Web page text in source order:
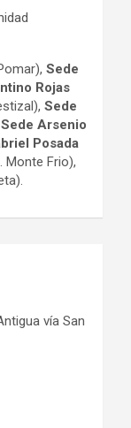
Sede
Rojas
Sede
Sede Arsenio
Posada
Monte Frio),
vía San